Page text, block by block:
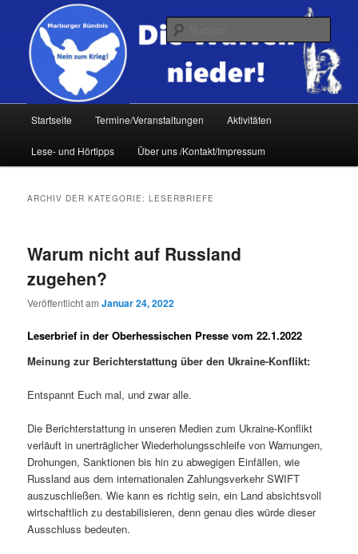
primären
springen
sekundären
springen
Startseite Termine/Veranstaltungen Aktivitäten
Lese- und Hörtipps Über uns /Kontakt/Impressum
ARCHIV DER KATEGORIE:LESERBRIEFE
Warum nicht auf Russland
zugehen?
Veröffentlicht amJanuar 24, 2022
Leserbrief in der Oberhessischen Presse vom 22.1.2022
Meinung zur Berichterstattung über den Ukraine-Konflikt:
Entspannt Euch mal, und zwar alle.
Die Berichterstattung in unseren Medien zum Ukraine-Konflikt
verläuft in unerträglicher Wiederholungsschleife von Warnungen,
Drohungen, Sanktionen bis hin zu abwegigen Einfällen, wie
Russland aus dem internationalen Zahlungsverkehr SWIFT
auszuschließen. Wie kann es richtig sein, ein Land absichtsvoll
wirtschaftlich zu destabilisieren, denn genau dies würde dieser
Ausschluss bedeuten.